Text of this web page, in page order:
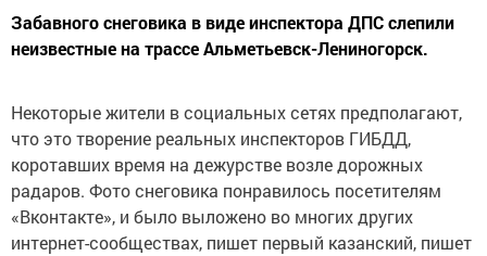
Забавного снеговика в виде инспектора ДПС слепили
неизвестные на трассе Альметьевск-Лениногорск.
Некоторые жители в социальных сетях предполагают,
что это творение реальных инспекторов ГИБДД,
коротавших время на дежурстве возле дорожных
радаров. Фото снеговика понравилось посетителям
«Вконтакте», и было выложено во многих других
интернет-сообществах, пишет первый казанский, пишет